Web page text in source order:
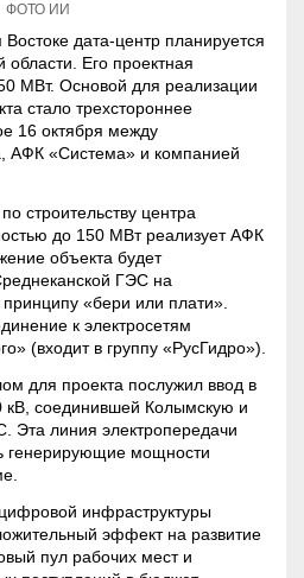
ФОТО ИИ
дата-центр планируется
области. Его проектная
МВт. Основой для реализации
стало трехстороннее
16 октября между
АФК «Система» и компанией
строительству центра
до 150 МВт реализует АФК
объекта будет
ГЭС на
«бери или плати».
к электросетям
(входит в группу «РусГидро»).
для проекта послужил ввод в
кВ, соединившей Колымскую и
Эта линия электропередачи
генерирующие мощности
инфраструктуры
эффект на развитие
пул рабочих мест и